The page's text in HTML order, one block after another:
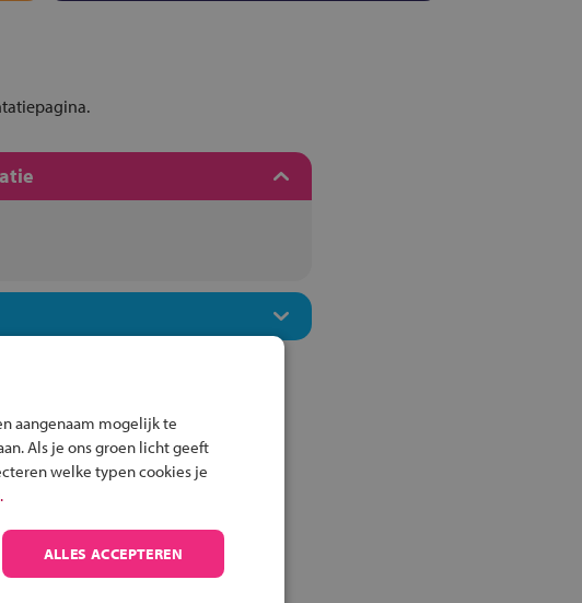
bij
aangenaam mogelijk te
Als je ons groen licht geeft
welke typen cookies je
ALLES ACCEPTEREN